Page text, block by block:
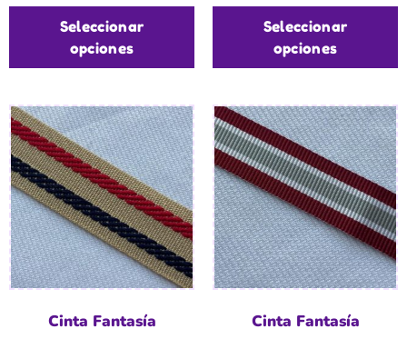
Seleccionar
opciones
Seleccionar
opciones
Cinta Fantasía Cinta Fantasía